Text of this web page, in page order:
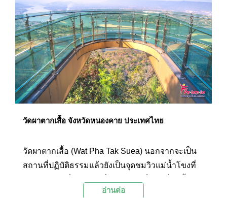
ร่วมกันได้
วัดผาตากเสื้อ จังหวัดหนองคาย ประเทศไทย
วัดผาตากเสื้อ (Wat Pha Tak Suea) นอกจากจะเป็น
สถานที่ปฏิบัติธรรมแล้วยังเป็นจุดชมวิวแม่น้ำโขงที่
จากประเทศลาวไหลมาบรรจบกับแม่น้ำโขง แบ่งเส้น
อ่านต่อ